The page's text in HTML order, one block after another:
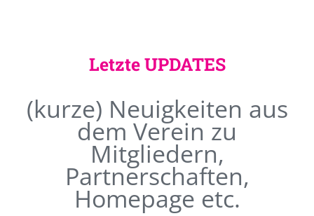
Letzte UPDATES
(kurze) Neuigkeiten aus
dem Verein zu
Mitgliedern,
Partnerschaften,
Homepage etc.